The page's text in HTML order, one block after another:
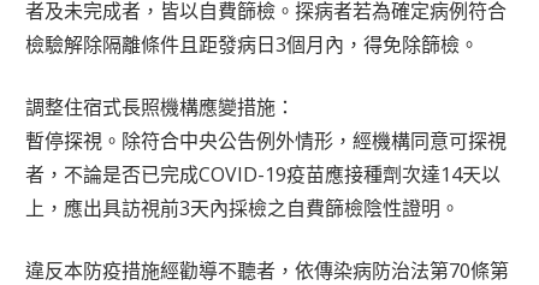
者及未完成者，皆以自費篩檢。探病者若為確定病例符合
檢驗解除隔離條件且距發病日3個月內，得免除篩檢。
調整住宿式長照機構應變措施：
暫停探視。除符合中央公告例外情形，經機構同意可探視
者，不論是否已完成COVID-19疫苗應接種劑次達14天以
上，應出具訪視前3天內採檢之自費篩檢陰性證明。
違反本防疫措施經勸導不聽者，依傳染病防治法第70條第